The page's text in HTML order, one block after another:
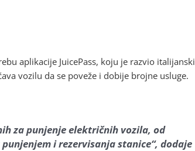
aplikacije JuicePass, koju je razvio italijanski
vozilu da se poveže i dobije brojne usluge.
za punjenje električnih vozila, od
i rezervisanja stanice“, dodaje